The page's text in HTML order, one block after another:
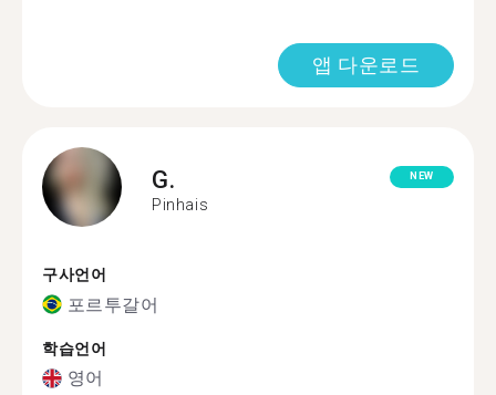
앱 다운로드
G.
Pinhais
NEW
구사언어
포르투갈어
학습언어
영어